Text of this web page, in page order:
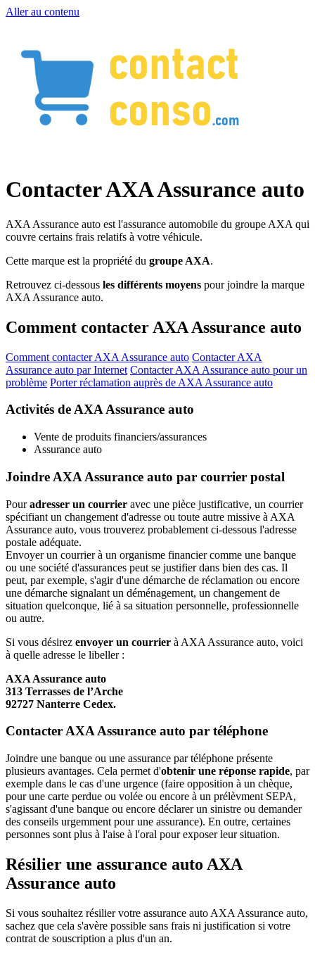
Aller au contenu
Contacter AXA Assurance auto
AXA Assurance auto est l'assurance automobile du groupe AXA qui
couvre certains frais relatifs à votre véhicule.
Cette marque est la propriété du groupe AXA.
Retrouvez ci-dessous les différents moyens pour joindre la marque
AXA Assurance auto.
Comment contacter AXA Assurance auto
Comment contacter AXA Assurance auto Contacter AXA
Assurance auto par Internet Contacter AXA Assurance auto pour un
problème Porter réclamation auprès de AXA Assurance auto
Activités de AXA Assurance auto
Vente de produits financiers/assurances
Assurance auto
Joindre AXA Assurance auto par courrier postal
Pouradresser un courrier avec une pièce justificative, un courrier
spécifiant un changement d'adresse ou toute autre missive à AXA
Assurance auto, vous trouverez probablement ci-dessous l'adresse
postale adéquate.
Envoyer un courrier à un organisme financier comme une banque
ou une société d'assurances peut se justifier dans bien des cas. Il
peut, par exemple, s'agir d'une démarche de réclamation ou encore
une démarche signalant un déménagement, un changement de
situation quelconque, lié à sa situation personnelle, professionnelle
ou autre.
Si vous désirez envoyer un courrier à AXA Assurance auto, voici
à quelle adresse le libeller :
AXA Assurance auto
313 Terrasses de l’Arche
92727 Nanterre Cedex.
Contacter AXA Assurance auto par téléphone
Joindre une banque ou une assurance par téléphone présente
plusieurs avantages. Cela permet d'obtenir une réponse rapide, par
exemple dans le cas d'une urgence (faire opposition à un chèque,
pour une carte perdue ou volée ou encore à un prélèvment SEPA,
s'agissant d'une banque ou encore déclarer un sinistre ou demander
des conseils urgemment pour une assurance). En outre, certaines
personnes sont plus à l'aise à l'oral pour exposer leur situation.
Résilier une assurance auto AXA
Assurance auto
Si vous souhaitez résilier votre assurance auto AXA Assurance auto,
sachez que cela s'avère possible sans frais ni justification si votre
contrat de souscription a plus d'un an.